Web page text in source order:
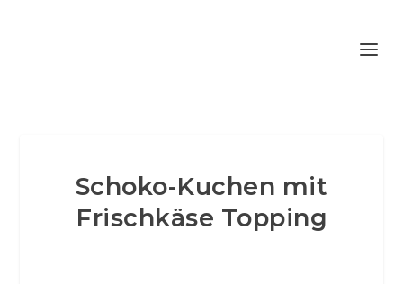
Schoko-Kuchen mit
Frischkäse Topping